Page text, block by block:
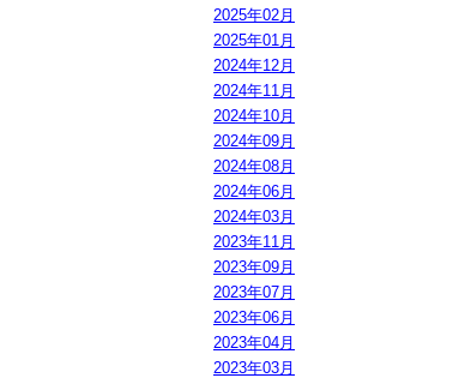
2025年02月
2025年01月
2024年12月
2024年11月
2024年10月
2024年09月
2024年08月
2024年06月
2024年03月
2023年11月
2023年09月
2023年07月
2023年06月
2023年04月
2023年03月